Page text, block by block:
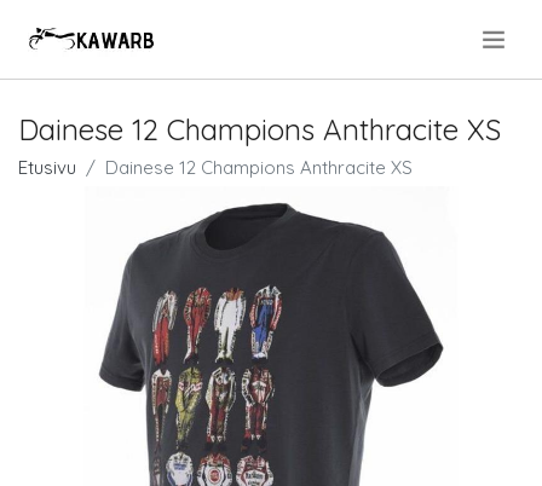
Dainese 12 Champions Anthracite XS
Etusivu Dainese 12 Champions Anthracite XS